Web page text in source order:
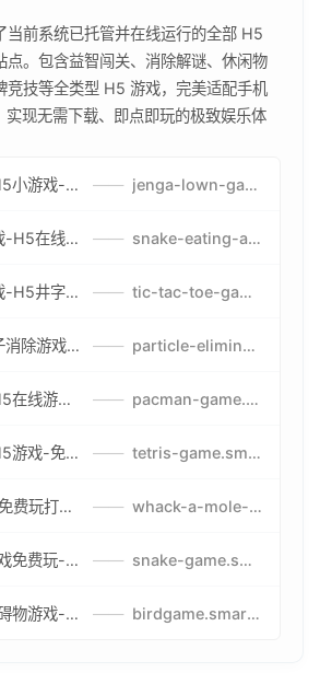
当前系统已托管并在线运行的全部 H5
点。包含益智闯关、消除解谜、休闲物
竞技等全类型 H5 游戏，完美适配手机
实现无需下载、即点即玩的极致娱乐体
叠叠高小丑H5小游戏-刺激游戏叠叠高小丑竞技赛-网页在线叠叠高小丑闯关游戏 —— jenga-lown-game.smartwatchmanufacturer.cn
蛇吃苹果游戏-H5在线蛇吃苹果网页游戏-有趣休闲游戏 —— snake-eating-apple-game.smartwatchmanufacturer.cn
极井字棋游戏-H5井字棋免费游戏-在线闯关变身超人打怪兽井字棋游戏 —— tic-tac-toe-game.smartwatchmanufacturer.cn
极简解压粒子消除游戏-免费H5粒子消除在线游戏 —— particle-elimination-game.smartwatchmanufacturer.cn
经典吃豆人H5在线游戏-5关挑战BOSS机枪决战版吃豆人怪兽游戏 —— pacman-game.smartwatchmanufacturer.cn
俄罗斯方块H5游戏-免费获取俄罗斯方块攻略-俄罗斯方块怪兽游戏策略 —— tetris-game.smartwatchmanufacturer.cn
打地鼠游戏-免费玩打地鼠H5网页游戏-打地鼠游戏官网 —— whack-a-mole-game.smartwatchmanufacturer.cn
H5贪吃蛇游戏免费玩-最好的网页在线贪吃蛇游戏-贪吃蛇H5游戏攻略 —— snake-game.smartwatchmanufacturer.cn
H5小鸟闯障碍物游戏-网页在线游戏小鸟闯关 —— birdgame.smartwatchmanufacturer.cn